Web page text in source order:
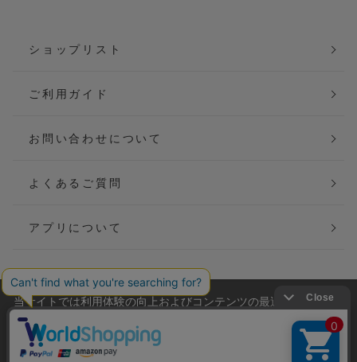
ショップリスト
ご利用ガイド
お問い合わせについて
よくあるご質問
アプリについて
会社概要
ご利用規約
当サイトでは利用体験の向上およびコンテンツの最適な提供、ト
ラフィックの分析を目的としてCookieを使用しています。
サイトの閲覧を継続された場合、Cookieの利用に同意したことも
のといたします。